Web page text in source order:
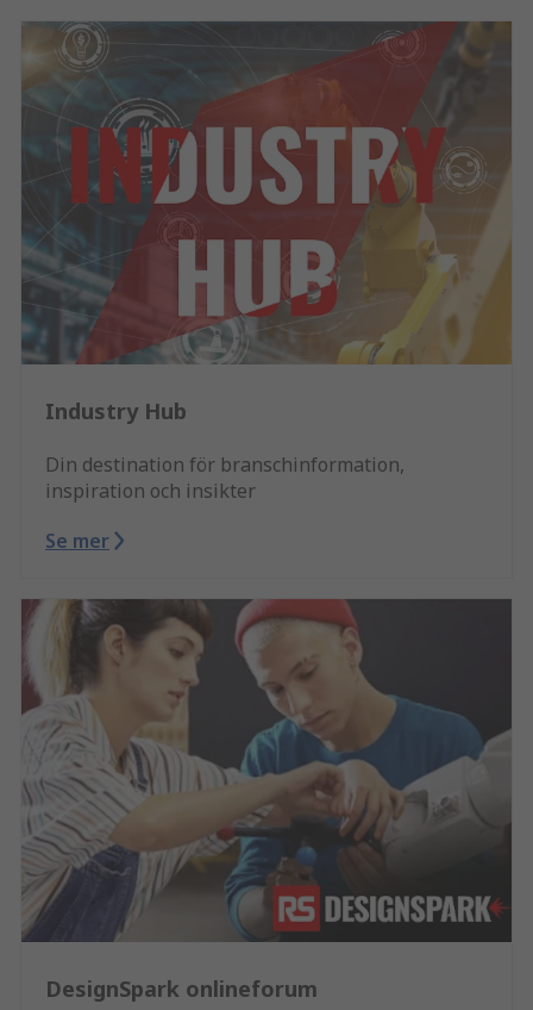
Industry Hub
Din destination för branschinformation,
inspiration och insikter
Se mer
DesignSpark onlineforum